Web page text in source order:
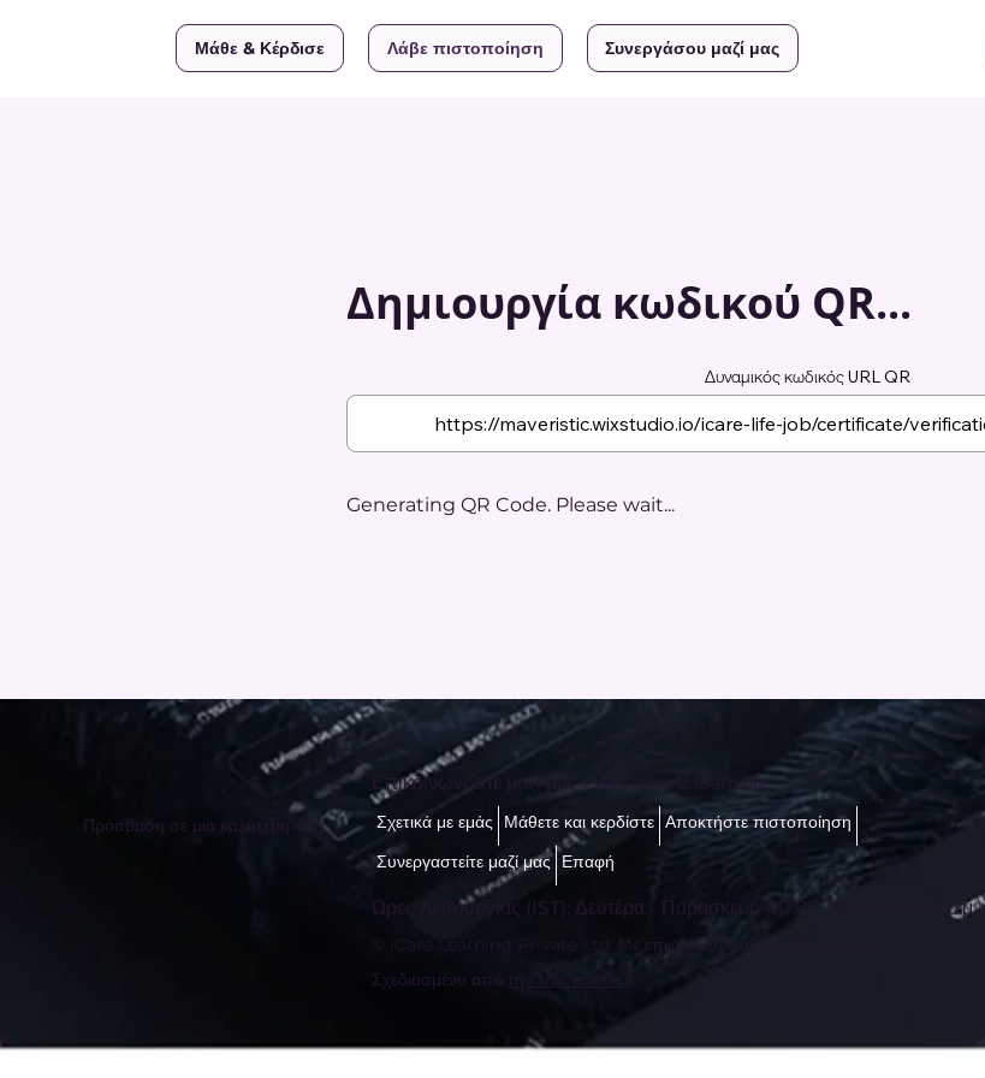
Μάθε & Κέρδισε Λάβε πιστοποίηση Συνεργάσου μαζί μας
Δημιουργία κωδικού QR...
Δυναμικός κωδικός URL QR
Generating QR Code. Please wait...
Πρόσβαση σε μια καλύτερη ζωή
Επικοινωνήστε μαζί μας - talktous@icare.life
Σχετικά με εμάς Μάθετε και κερδίστε Αποκτήστε πιστοποίηση
Συνεργαστείτε μαζί μας Επαφή
Ώρες Λειτουργίας (IST): Δευτέρα - Παρασκευή (10:00 π.μ. έως 6:00 μ.μ.)
© iCare Learning Private Ltd. Με επιφύλαξη παντός δικαιώματος.
Σχεδιασμένο από την Maveristic